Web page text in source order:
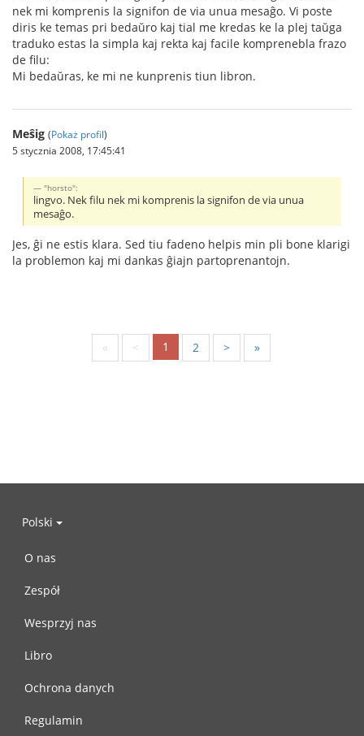
nek mi komprenis la signifon de via unua mesaĝo. Vi poste
diris ke temas pri bedaŭro kaj tial me kredas ke la plej taŭga
traduko estas la simpla kaj rekta kaj facile komprenebla frazo
de filu:
Mi bedaŭras, ke mi ne kunprenis tiun libron.
Meŝig (Pokaż profil)
5 stycznia 2008, 17:45:41
"horsto":
lingvo. Nek filu nek mi komprenis la signifon de via unua
mesaĝo.
Jes, ĝi ne estis klara. Sed tiu fadeno helpis min pli bone klarigi
la problemon kaj mi dankas ĝiajn partoprenantojn.
« < 1 2 > »
Polski
O nas
Zespół
Wesprzyj nas
Libro
Ochrona danych
Regulamin